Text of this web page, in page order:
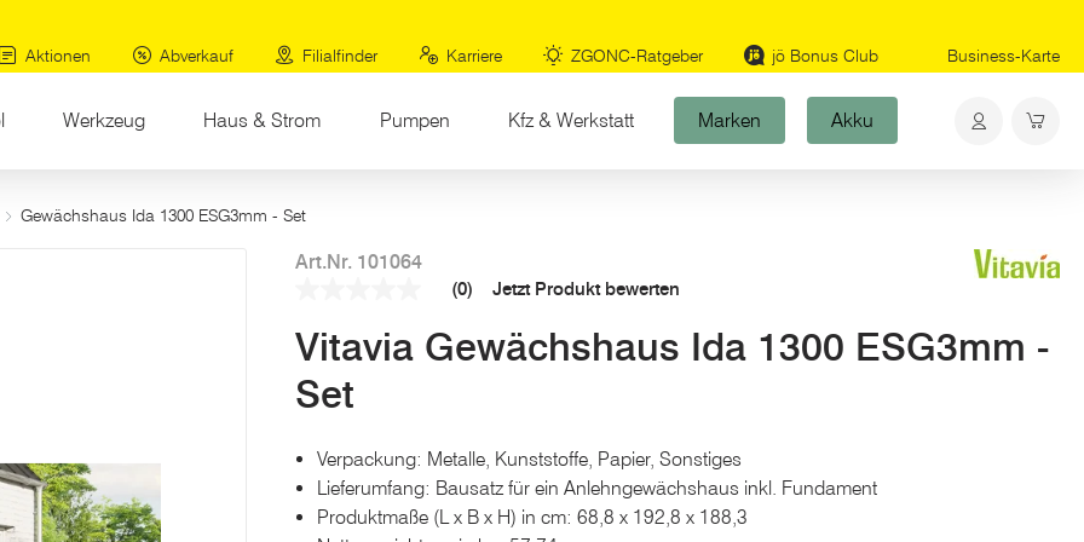
Aktionen
Abverkauf Filialfinder Karriere ZGONC-Ratgeber jö Bonus Club Business-Karte
Werkzeug Haus & Strom Pumpen Kfz & Werkstatt Marken Akku
Gewächshaus Ida 1300 ESG3mm - Set
Art.Nr. 101064
Link
auf
derselben
Seite.
(0) Jetzt Produkt bewerten
Vitavia Gewächshaus Ida 1300 ESG3mm -
Set
Verpackung: Metalle, Kunststoffe, Papier, Sonstiges
Lieferumfang: Bausatz für ein Anlehngewächshaus inkl. Fundament
Produktmaße (L x B x H) in cm: 68,8 x 192,8 x 188,3